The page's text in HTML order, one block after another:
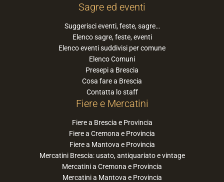
Sagre ed eventi
Suggerisci eventi, feste, sagre…
Elenco sagre, feste, eventi
Elenco eventi suddivisi per comune
Elenco Comuni
Presepi a Brescia
Cosa fare a Brescia
Contatta lo staff
Fiere e Mercatini
Fiere a Brescia e Provincia
Fiere a Cremona e Provincia
Fiere a Mantova e Provincia
Mercatini Brescia: usato, antiquariato e vintage
Mercatini a Cremona e Provincia
Mercatini a Mantova e Provincia